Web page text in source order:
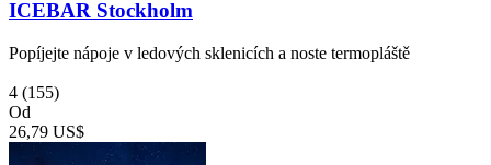
ICEBAR Stockholm
Popíjejte nápoje v ledových sklenicích a noste termopláště
4 (155)
Od
26,79 US$